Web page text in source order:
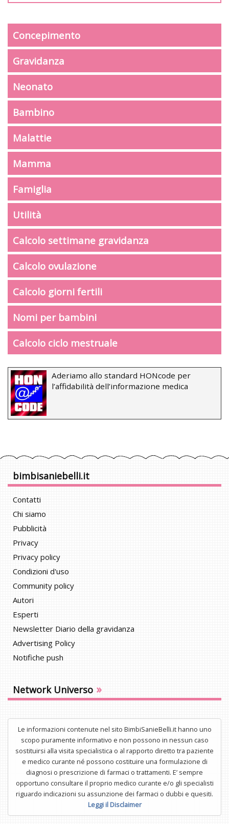
Concepimento
Gravidanza
Neonato
Bambino
Malattie
Mamma
Famiglia
Utilità
Calcolo settimane gravidanza
Calcolo ovulazione
Calcolo giorni fertili
Nomi per bambini
Calcolo ciclo mestruale
Aderiamo allo standard HONcode per
l’affidabilità dell’informazione medica
bimbisaniebelli.it
Contatti
Chi siamo
Pubblicità
Privacy
Privacy policy
Condizioni d'uso
Community policy
Autori
Esperti
Newsletter Diario della gravidanza
Advertising Policy
Notifiche push
Network Universo »
Le informazioni contenute nel sito BimbiSanieBelli.it hanno uno
scopo puramente informativo e non possono in nessun caso
sostituirsi alla visita specialistica o al rapporto diretto tra paziente
e medico curante né possono costituire una formulazione di
diagnosi o prescrizione di farmaci o trattamenti. E’ sempre
opportuno consultare il proprio medico curante e/o gli specialisti
riguardo indicazioni su assunzione dei farmaci o dubbi e quesiti.
Leggi il Disclaimer